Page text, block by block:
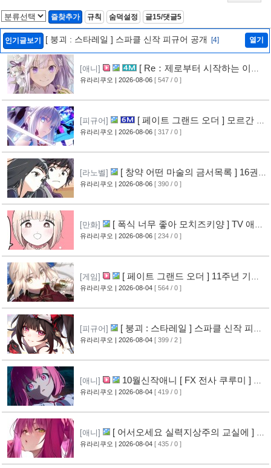
즐찾추가 규칙 숨덕설정 글15/댓글5
인기글보기 [ 붕괴 : 스타레일 ] 스파클 신작 피규어 공개 [4] 열기
[애니]
[ Re：제로부터 시작하는 이세
계 생활 ] 4기 탈환편 PV 영상 공개
유라리쿠오 | 2026-08-06 [ 547 / 0 ]
[피규어]
[ 페이트 그랜드 오더 ] 모르간 르
페이 신작 피규어 공개
[5]
유라리쿠오 | 2026-08-06 [ 317 / 0 ]
[라노벨]
[ 창약 어떤 마술의 금서목록 ] 16권
표지 공개
[7]
유라리쿠오 | 2026-08-06 [ 390 / 0 ]
[만화]
[ 폭식 너무 좋아 모치즈키양 ] TV 애니
메이션화 결정 [7]
유라리쿠오 | 2026-08-06 [ 234 / 0 ]
[게임]
[ 페이트 그랜드 오더 ] 11주년 기념
영상 공개
[7]
유라리쿠오 | 2026-08-04 [ 564 / 0 ]
[피규어]
[ 붕괴 : 스타레일 ] 스파클 신작 피규
어 공개
[4]
유라리쿠오 | 2026-08-04 [ 399 / 2 ]
[애니]
10월신작애니 [ FX 전사 쿠루미 ] PV
영상 공개
[5]
유라리쿠오 | 2026-08-04 [ 419 / 0 ]
[애니]
[ 어서오세요 실력지상주의 교실에 ] 블
루레이 VOL.2 표지 공개 [6]
유라리쿠오 | 2026-08-04 [ 435 / 0 ]